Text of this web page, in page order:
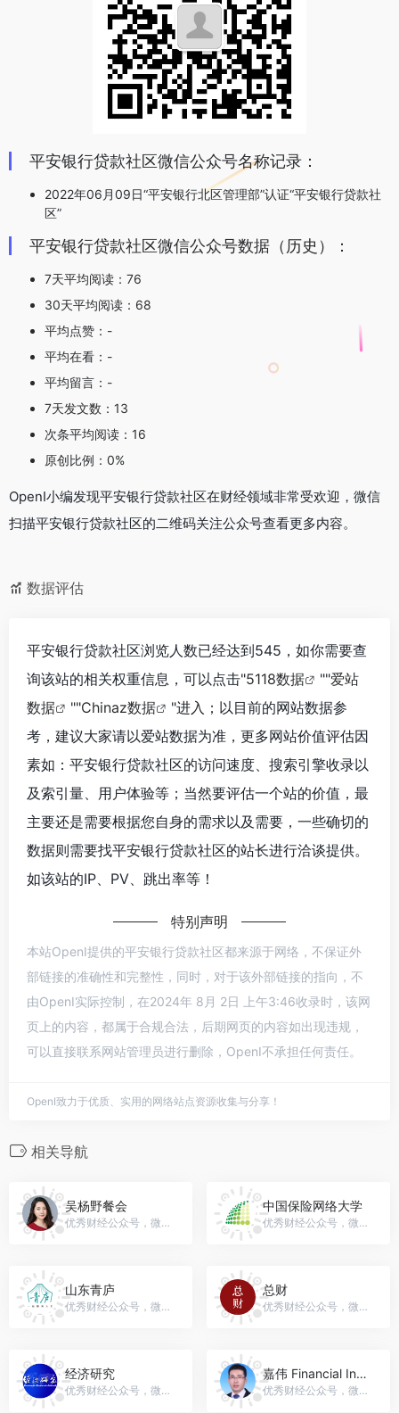
平安银行贷款社区微信公众号名称记录：
2022年06月09日“平安银行北区管理部”认证“平安银行贷款社
区”
平安银行贷款社区微信公众号数据（历史）：
7天平均阅读：76
30天平均阅读：68
平均点赞：-
平均在看：-
平均留言：-
7天发文数：13
次条平均阅读：16
原创比例：0%
OpenI小编发现平安银行贷款社区在财经领域非常受欢迎，微信
扫描平安银行贷款社区的二维码关注公众号查看更多内容。
数据评估
平安银行贷款社区浏览人数已经达到545，如你需要查
询该站的相关权重信息，可以点击"5118数据 ""爱站
数据
""Chinaz数据
"进入；以目前的网站数据参
考，建议大家请以爱站数据为准，更多网站价值评估因
素如：平安银行贷款社区的访问速度、搜索引擎收录以
及索引量、用户体验等；当然要评估一个站的价值，最
主要还是需要根据您自身的需求以及需要，一些确切的
数据则需要找平安银行贷款社区的站长进行洽谈提供。
如该站的IP、PV、跳出率等！
特别声明
本站OpenI提供的平安银行贷款社区都来源于网络，不保证外
部链接的准确性和完整性，同时，对于该外部链接的指向，不
由OpenI实际控制，在2024年 8月 2日 上午3:46收录时，该网
页上的内容，都属于合规合法，后期网页的内容如出现违规，
可以直接联系网站管理员进行删除，OpenI不承担任何责任。
OpenI致力于优质、实用的网络站点资源收集与分享！
相关导航
吴杨野餐会
优秀财经公众号，微信号：wuyangych
中国保险网络大学
优秀财经公众号，微信号：InsuranceOU_China
山东青庐
优秀财经公众号，微信号：sdqingluhui
总财
优秀财经公众号，微信号：huanqiuzc
经济研究
优秀财经公众号，微信号：erj_weixin
嘉伟 Financial Insights
优秀财经公众号，微信号：jiawei-sxufe